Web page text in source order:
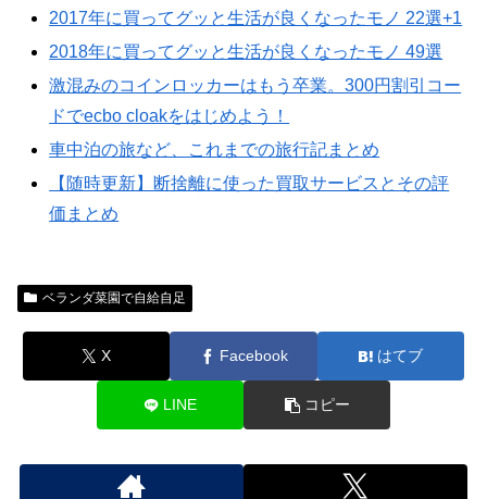
2017年に買ってグッと生活が良くなったモノ 22選+1
2018年に買ってグッと生活が良くなったモノ 49選
激混みのコインロッカーはもう卒業。300円割引コー
ドでecbo cloakをはじめよう！
車中泊の旅など、これまでの旅行記まとめ
【随時更新】断捨離に使った買取サービスとその評
価まとめ
ベランダ菜園で自給自足
X Facebook はてブ
LINE コピー